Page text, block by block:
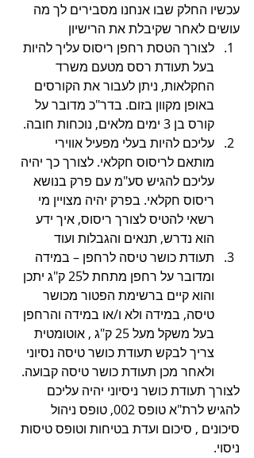
עכשיו החלק שבו אנחנו מסבירים לך מה
עושים לאחר שקיבלת את הרישיון
לצורך הטסת רחפן ריסוס עליך להיות
בעל תעודת רסס מטעם משרד
החקלאות, ניתן לעבור את הקורסים
באופן מקוון בזום. בדר"כ מדובר על
קורס בן 3 ימים מלאים, נוכחות חובה.
עליכם להיות בעלי מפעיל אווירי
מותאם לריסוס חקלאי. לצורך כך יהיה
עליכם להגיש סע"מ עם פרק בנושא
ריסוס חקלאי. בפרק יהיה מצויין מי
רשאי להטיס לצורך ריסוס, איך ידע
הוא נדרש, תנאים והגבלות ועוד
תעודת כושר טיסה לרחפן – במידה
ומדובר על רחפן מתחת ל25 ק"ג יתכן
והוא קיים ברשימת הפטור מכושר
טיסה, במידה ולא ו/או במידה והרחפן
בעל משקל מעל 25 ק"ג , אוטומטית
צריך לבקש תעודת כושר טיסה נסיוני
ולאחר מכן תעודת כושר טיסה קבועה.
לצורך תעודת כושר ניסיוני יהיה עליכם
להגיש לרת"א טופס 002, טופס ניהול
סיכונים , סיכום ועדת בטיחות וטופס טיסות
ניסוי.